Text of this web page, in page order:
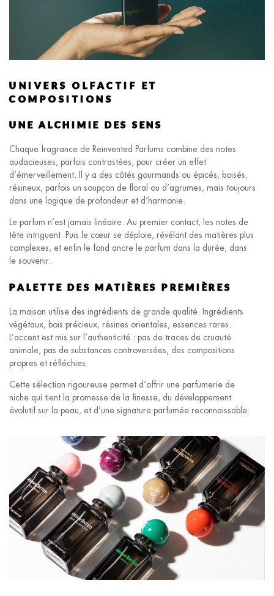
UNIVERS OLFACTIF ET
COMPOSITIONS
UNE ALCHIMIE DES SENS
Chaque fragrance de Reinvented Parfums combine des notes
audacieuses, parfois contrastées, pour créer un effet
d’émerveillement. Il y a des côtés gourmands ou épicés, boisés,
résineux, parfois un soupçon de floral ou d’agrumes, mais toujours
dans une logique de profondeur et d’harmonie.
Le parfum n’est jamais linéaire. Au premier contact, les notes de
tête intriguent. Puis le cœur se déploie, révélant des matières plus
complexes, et enfin le fond ancre le parfum dans la durée, dans
le souvenir.
PALETTE DES MATIÈRES PREMIÈRES
La maison utilise des ingrédients de grande qualité. Ingrédients
végétaux, bois précieux, résines orientales, essences rares.
L’accent est mis sur l’authenticité : pas de traces de cruauté
animale, pas de substances controversées, des compositions
propres et réfléchies.
Cette sélection rigoureuse permet d’offrir une parfumerie de
niche qui tient la promesse de la finesse, du développement
évolutif sur la peau, et d’une signature parfumée reconnaissable.